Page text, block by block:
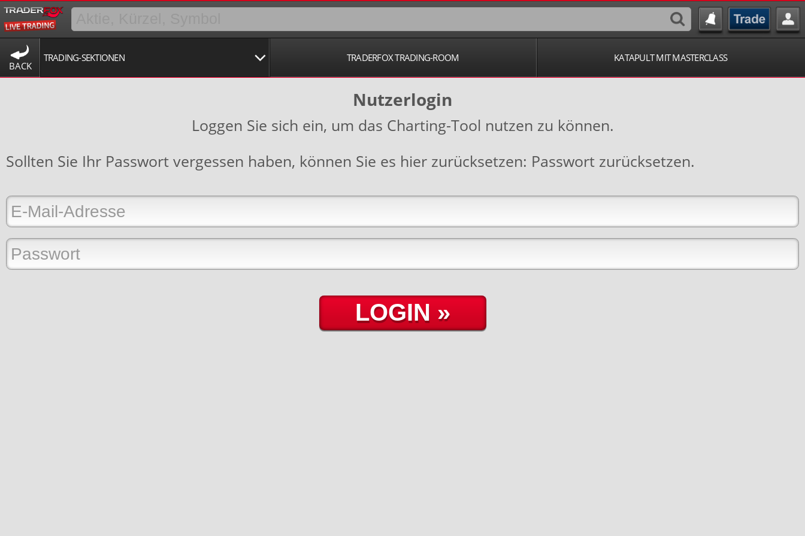
BACK
TRADING-SEKTIONEN TRADERFOX TRADING-ROOM KATAPULT MIT MASTERCLASS
Nutzerlogin
Loggen Sie sich ein, um das Charting-Tool nutzen zu können.
Sollten Sie Ihr Passwort vergessen haben, können Sie es hier zurücksetzen: Passwort zurücksetzen.